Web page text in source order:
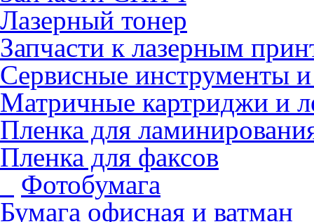
Лазерный тонер
Запчасти к лазерным
Сервисные инструменты
Матричные картриджи и
Пленка для
Пленка для факсов
Фотобумага
Бумага офисная и ватман